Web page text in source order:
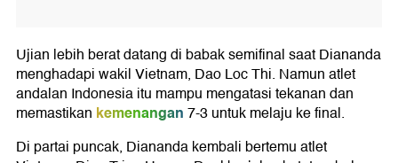
Ujian lebih berat datang di babak semifinal saat Diananda
menghadapi wakil Vietnam, Dao Loc Thi. Namun atlet
andalan Indonesia itu mampu mengatasi tekanan dan
memastikan kemenangan7-3 untuk melaju ke final.
Di partai puncak, Diananda kembali bertemu atlet